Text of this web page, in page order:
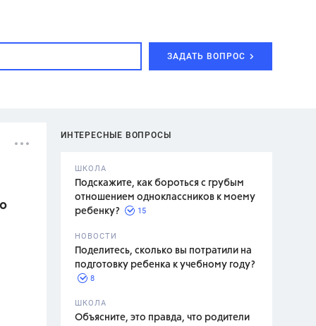
ЗАДАТЬ ВОПРОС
ИНТЕРЕСНЫЕ ВОПРОСЫ
ШКОЛА
Подскажите, как бороться с грубым
отношением одноклассников к моему
ребенку?
15
НОВОСТИ
Поделитесь, сколько вы потратили на
подготовку ребенка к учебному году?
8
ШКОЛА
Объясните, это правда, что родители